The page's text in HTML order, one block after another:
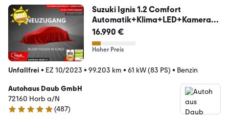
Suzuki Ignis 1.2 Comfort
Automatik+Klima+LED+Kamera+u
vm
16.990 €
Hoher Preis
Unfallfrei • EZ 10/2023 • 99.203 km • 61 kW (83 PS) • Benzin
Autohaus Daub GmbH
72160 Horb a/N
4.8 Sterne
(487)